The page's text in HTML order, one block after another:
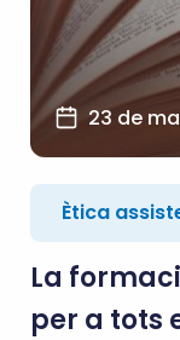
23 de
Ètica
La
per a tots